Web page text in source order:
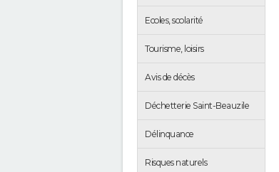
Ecoles, scolarité
Tourisme, loisirs
Avis de décès
Déchetterie Saint-Beauzile
Délinquance
Risques naturels